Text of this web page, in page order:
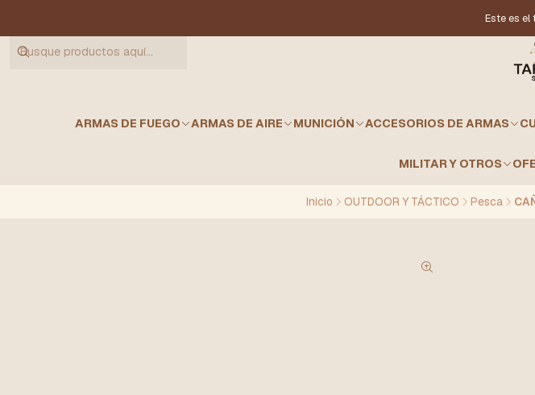
ARMAS DE FUEGO ARMAS DE AIRE MUNICIÓN ACCESORIOS DE ARMAS
MILITAR Y OTROS
Este es el
Inicio OUTDOOR Y TÁCTICO Pesca